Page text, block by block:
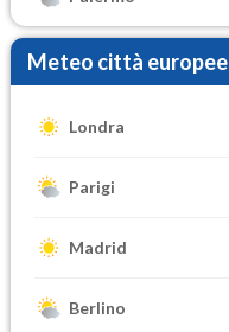
Meteo città europee
Londra
Parigi
Madrid
Berlino